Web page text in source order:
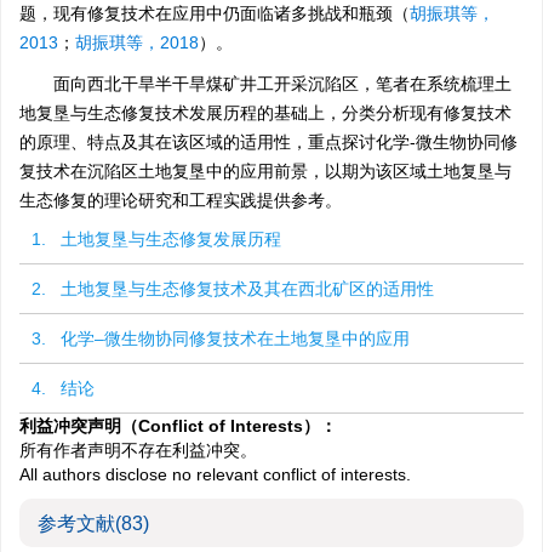
题，现有修复技术在应用中仍面临诸多挑战和瓶颈（胡振琪等，
2013 ； 胡振琪等，2018）。
面向西北干旱半干旱煤矿井工开采沉陷区，笔者在系统梳理土
地复垦与生态修复技术发展历程的基础上，分类分析现有修复技术
的原理、特点及其在该区域的适用性，重点探讨化学-微生物协同修
复技术在沉陷区土地复垦中的应用前景，以期为该区域土地复垦与
生态修复的理论研究和工程实践提供参考。
1. 土地复垦与生态修复发展历程
2. 土地复垦与生态修复技术及其在西北矿区的适用性
3. 化学–微生物协同修复技术在土地复垦中的应用
4. 结论
利益冲突声明（Conflict of Interests）：
所有作者声明不存在利益冲突。
All authors disclose no relevant conflict of interests.
参考文献(83)